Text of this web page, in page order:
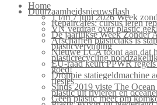
Home
Duurzaamheidsnieuwsflash
1 t/m 7 juni 2026 Week
Repaircafés: cursus leren
VN verdrag over plastic
De jaarlijkse Week Zonder
Afschaffen plastictaks is
plasticvervuiling
Nieuwe LCA toont aan dat
plasticrecycling
EU-raad keurt PPWR
goed!
Droppie statiegeldmachine
flesjes
Sinds 2019 viste The
plastic uit rivieren en
Geen plastic meer om